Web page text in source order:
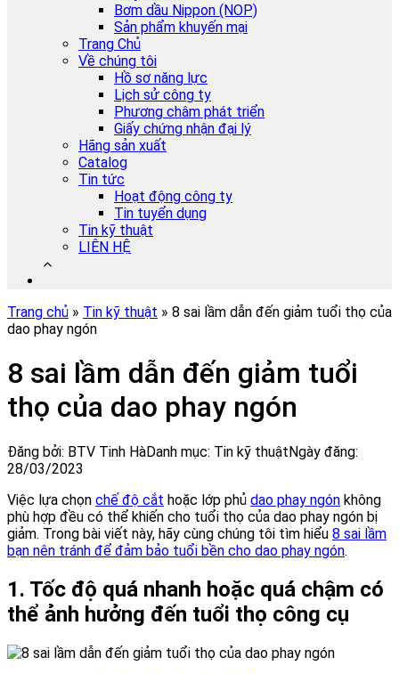
Bơm dầu Nippon (NOP)
Sản phẩm khuyến mại
Trang Chủ
Về chúng tôi
Hồ sơ năng lực
Lịch sử công ty
Phương châm phát triển
Giấy chứng nhận đại lý
Hãng sản xuất
Catalog
Tin tức
Hoạt động công ty
Tin tuyển dụng
Tin kỹ thuật
LIÊN HỆ
Trang chủ » Tin kỹ thuật » 8 sai lầm dẫn đến giảm tuổi thọ của
dao phay ngón
8 sai lầm dẫn đến giảm tuổi
thọ của dao phay ngón
Đăng bởi: BTV Tinh HàDanh mục: Tin kỹ thuậtNgày đăng:
28/03/2023
Việc lựa chọn chế độ cắt hoặc lớp phủ dao phay ngón không
phù hợp đều có thể khiến cho tuổi thọ của dao phay ngón bị
giảm. Trong bài viết này, hãy cùng chúng tôi tìm hiểu 8 sai lầm
bạn nên tránh để đảm bảo tuổi bền cho dao phay ngón.
1. Tốc độ quá nhanh hoặc quá chậm có
thể ảnh hưởng đến tuổi thọ công cụ